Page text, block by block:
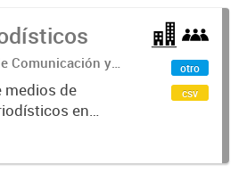
Comunicación y
medios de
en
información
otro
csv